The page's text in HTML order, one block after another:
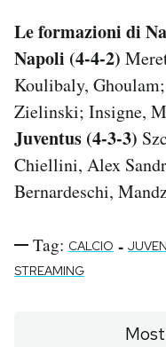
Le formazioni di
Napoli (4-4-2)
Koulibaly,
Zielinski; Insigne,
Juventus (4-3-3)
Chiellini, Alex
Bernardeschi,
Tag: CALCIO -
STREAMING